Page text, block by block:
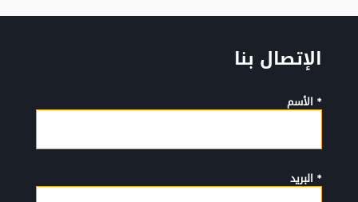
الإتصال بنا
* الأسم
* البريد